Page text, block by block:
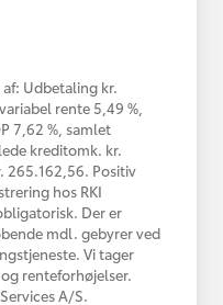
Udbetaling kr.
rente 5,49 %,
7,62 %, samlet
kreditomk. kr.
265.162,56. Positiv
hos RKI
Der er
mdl. gebyrer ved
Vi tager
renteforhøjelser.
A/S.